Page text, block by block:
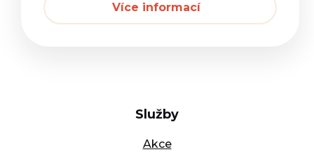
Více informací
Služby
Akce